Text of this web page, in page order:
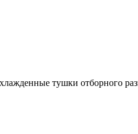
тушки отборного